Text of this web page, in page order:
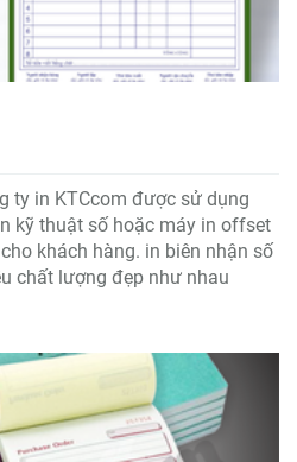
ty in KTCcom được sử dụng
kỹ thuật số hoặc máy in offset
khách hàng. in biên nhận số
chất lượng đẹp như nhau